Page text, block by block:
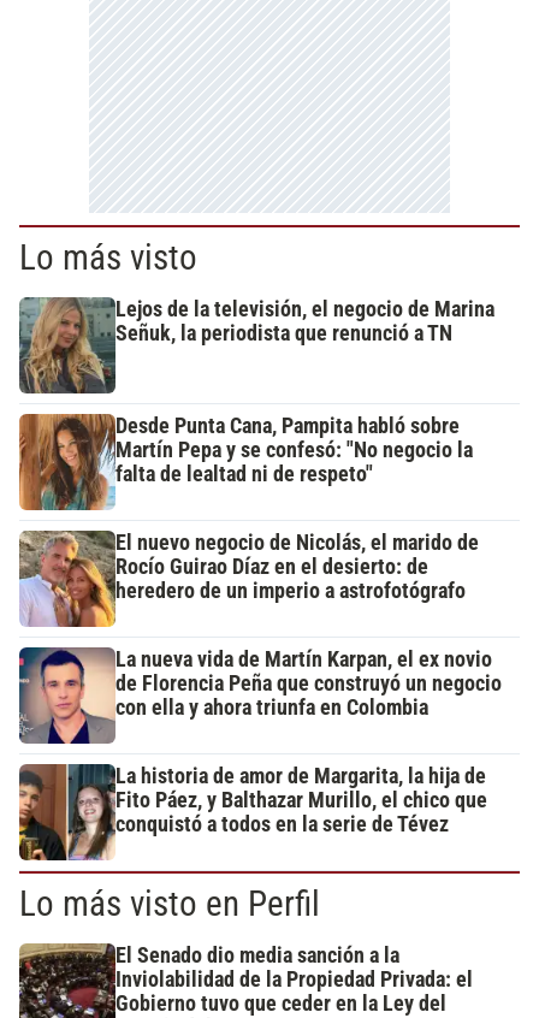
Lo más visto
Lejos de la televisión, el negocio de Marina
Señuk, la periodista que renunció a TN
Desde Punta Cana, Pampita habló sobre
Martín Pepa y se confesó: "No negocio la
falta de lealtad ni de respeto"
El nuevo negocio de Nicolás, el marido de
Rocío Guirao Díaz en el desierto: de
heredero de un imperio a astrofotógrafo
La nueva vida de Martín Karpan, el ex novio
de Florencia Peña que construyó un negocio
con ella y ahora triunfa en Colombia
La historia de amor de Margarita, la hija de
Fito Páez, y Balthazar Murillo, el chico que
conquistó a todos en la serie de Tévez
Lo más visto en Perfil
El Senado dio media sanción a la
Inviolabilidad de la Propiedad Privada: el
Gobierno tuvo que ceder en la Ley del